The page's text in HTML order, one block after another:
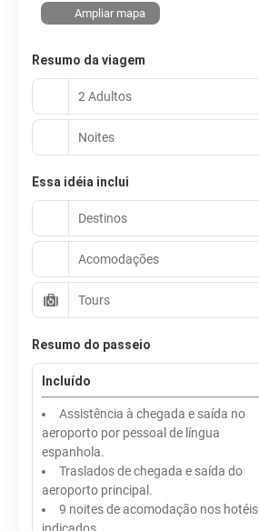
Ampliar mapa
Resumo da viagem
2 Adultos
Noites
Essa idéia inclui
Destinos
Acomodações
Tours
Resumo do passeio
Incluído
Assistência à chegada e saída no
aeroporto por pessoal de língua
espanhola.
Traslados de chegada e saída do
aeroporto principal.
9 noites de acomodação nos hotéis